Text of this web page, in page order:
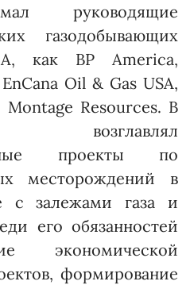
руководящие
газодобывающих
как BP America,
Oil & Gas USA,
Resources. В
возглавлял
проекты по
месторождений в
с залежами газа и
его обязанностей
экономической
формирование